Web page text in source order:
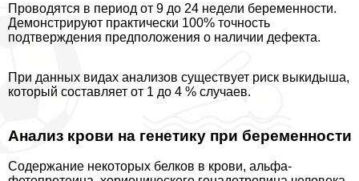
Проводятся в период от 9 до 24 недели беременности.
Демонстрируют пpaктически 100% точность
подтверждения предположения о наличии дефекта.
При данных видах анализов существует риск выкидыша,
который составляет от 1 до 4 % случаев.
Анализ крови на генетику при беременности
Содержание некоторых белков в крови, альфа-